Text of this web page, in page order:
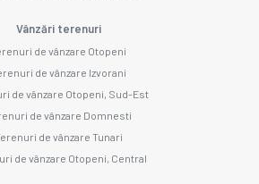
Vânzări terenuri
de vânzare Otopeni
de vânzare Izvorani
de vânzare Otopeni, Sud-Est
de vânzare Domnesti
de vânzare Tunari
de vânzare Otopeni, Central